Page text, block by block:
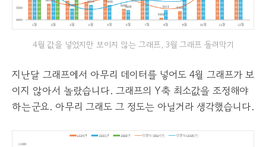
4월 값을 넣었지만 보이지 않는 그래프, 3월 그래프 돌려막기
지난달 그래프에서 아무리 데이터를 넣어도 4월 그래프가 보
이지 않아서 놀랐습니다. 그래프의 Y축 최소값을 조정해야
하는군요. 아무리 그래도 그 정도는 아닐거라 생각했습니다.